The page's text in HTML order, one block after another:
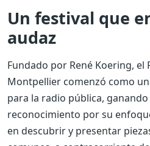
Un festival que
audaz
Fundado por René Koering, el
Montpellier comenzó como
para la radio pública,
reconocimiento por su
en descubrir y presentar